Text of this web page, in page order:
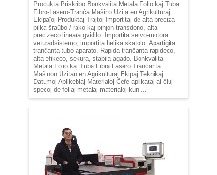
Produkta Priskribo Bonkvalita Metala Folio kaj Tuba
Fibro-Lasero-Tranĉa Maŝino Uzita en Agrikulturaj
Ekipaĵoj Produktaj Trajtoj Importitaj de alta preciza
pilka ŝraŭbo / rako kaj pinjon-transdono, alta
precizeco lineara gvidilo. Importita servo-motora
veturadsistemo, importita helika skatolo. Apartigita
tranĉanta tubo-aparato. Rapida tranĉanta rapideco,
alta efikeco, sekura, stabila agado. Bonkvalita
Metala Folio kaj Tuba Fibra Lasero Tranĉanta
Maŝinon Uzitan en Agrikulturaj Ekipaj Teknikaj
Datumoj Aplikeblaj Materialoj Ĉefe aplikataj al ĉiuj
specoj de foliaj metalaj materialoj kun ...